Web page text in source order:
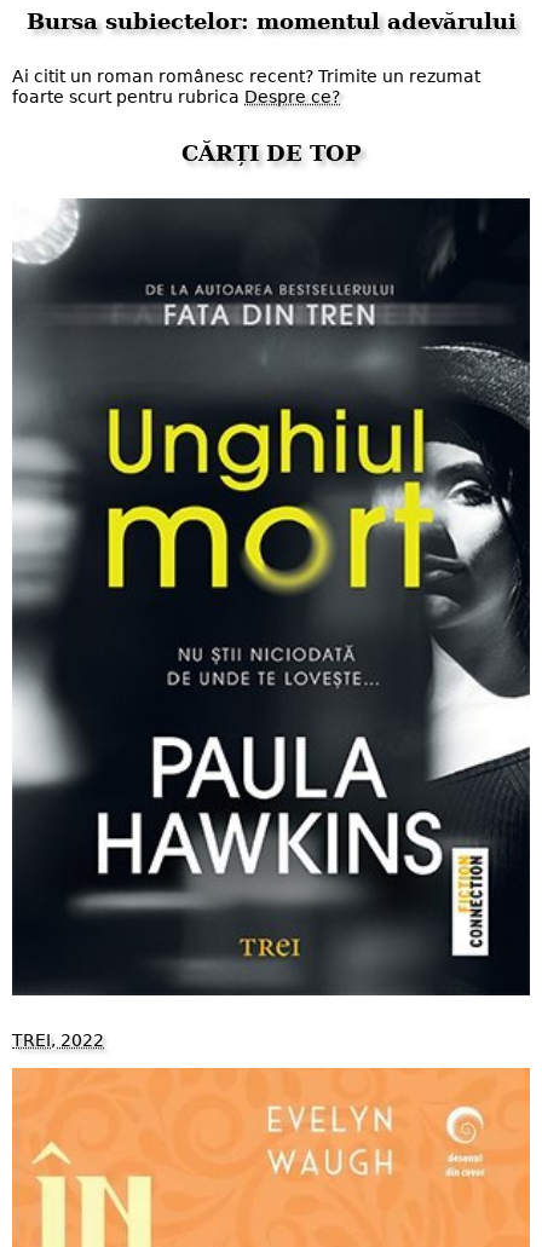
Bursa subiectelor: momentul adevărului
Ai citit un roman românesc recent? Trimite un rezumat
foarte scurt pentru rubrica Despre ce?
CĂRȚI DE TOP
TREI, 2022